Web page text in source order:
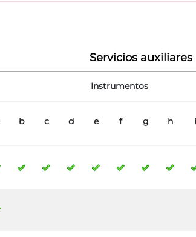
Servicios auxiliares
Instrumentos
b c d e f g h i